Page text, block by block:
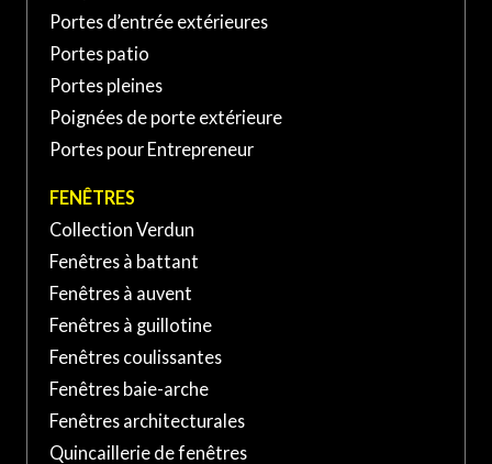
370 Rue Laberge, Saint-Jean-
sur-Richelieu, QC J3A 1S2,
Canada
Portes d’entrée extérieures
Portes patio
Portes pleines
Poignées de porte extérieure
Portes pour Entrepreneur
FENÊTRES
Collection Verdun
Fenêtres à battant
Fenêtres à auvent
Fenêtres à guillotine
Fenêtres coulissantes
Fenêtres baie-arche
Fenêtres architecturales
Quincaillerie de fenêtres